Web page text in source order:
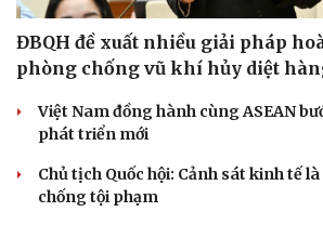
ĐBQH đề xuất nhiều giải pháp
phòng chống vũ khí hủy diệt
Việt Nam đồng hành cùng ASEAN
phát triển mới
Chủ tịch Quốc hội: Cảnh sát kinh tế
chống tội phạm